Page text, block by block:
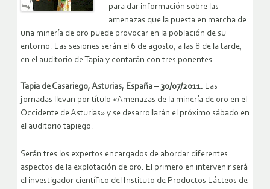
para dar información sobre las
amenazas que la puesta en marcha de
una minería de oro puede provocar en la población de su
entorno. Las sesiones serán el 6 de agosto, a las 8 de la tarde,
en el auditorio de Tapia y contarán con tres ponentes.
Tapia de Casariego, Asturias, España – 30/07/2011. Las
jornadas llevan por título «Amenazas de la minería de oro en el
Occidente de Asturias» y se desarrollarán el próximo sábado en
el auditorio tapiego.
Serán tres los expertos encargados de abordar diferentes
aspectos de la explotación de oro. El primero en intervenir será
el investigador científico del Instituto de Productos Lácteos de